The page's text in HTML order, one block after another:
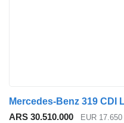
Mercedes-Benz 319 CDI
ARS 30.510.000
EUR 17.650